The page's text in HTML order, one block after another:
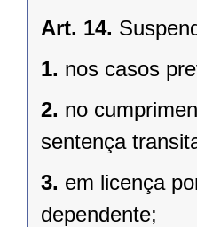
Art. 14.
1. nos casos
2. no
sentença
3. em licença
dependente;